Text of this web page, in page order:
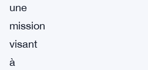
une
mission
visant
à